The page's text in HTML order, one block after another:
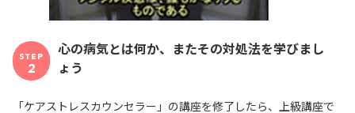
STEP
2
心の病気とは何か、またその対処法を学びまし
ょう
「ケアストレスカウンセラー」の講座を修了したら、上級講座で